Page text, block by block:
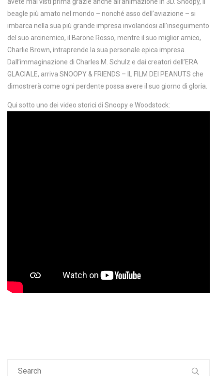
beagle più amato nel mondo – nonché asso dell’aviazione – si
imbarca nella sua più grande impresa involandosi all’inseguimento
del suo arcinemico, il Barone Rosso, mentre il suo miglior amico,
Charlie Brown, intraprende la sua personale epica impresa.
Dall’immaginazione di Charles M. Schulz e dai creatori dell’ERA
GLACIALE, arriva SNOOPY & FRIENDS – IL FILM DEI PEANUTS che
dimostrerà come ogni perdente possa avere il suo giorno di gloria.
Qui sotto uno dei video storici di Snoopy e Woodstock: